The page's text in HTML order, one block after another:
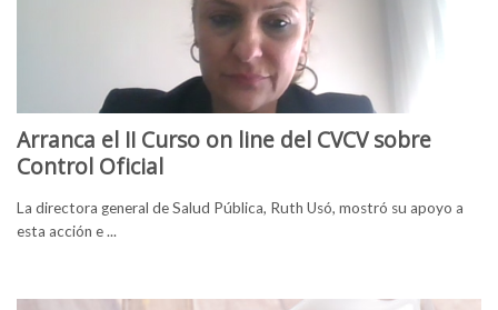
Arranca el II Curso on line del CVCV sobre
Control Oficial
La directora general de Salud Pública, Ruth Usó, mostró su apoyo a
esta acción e ...